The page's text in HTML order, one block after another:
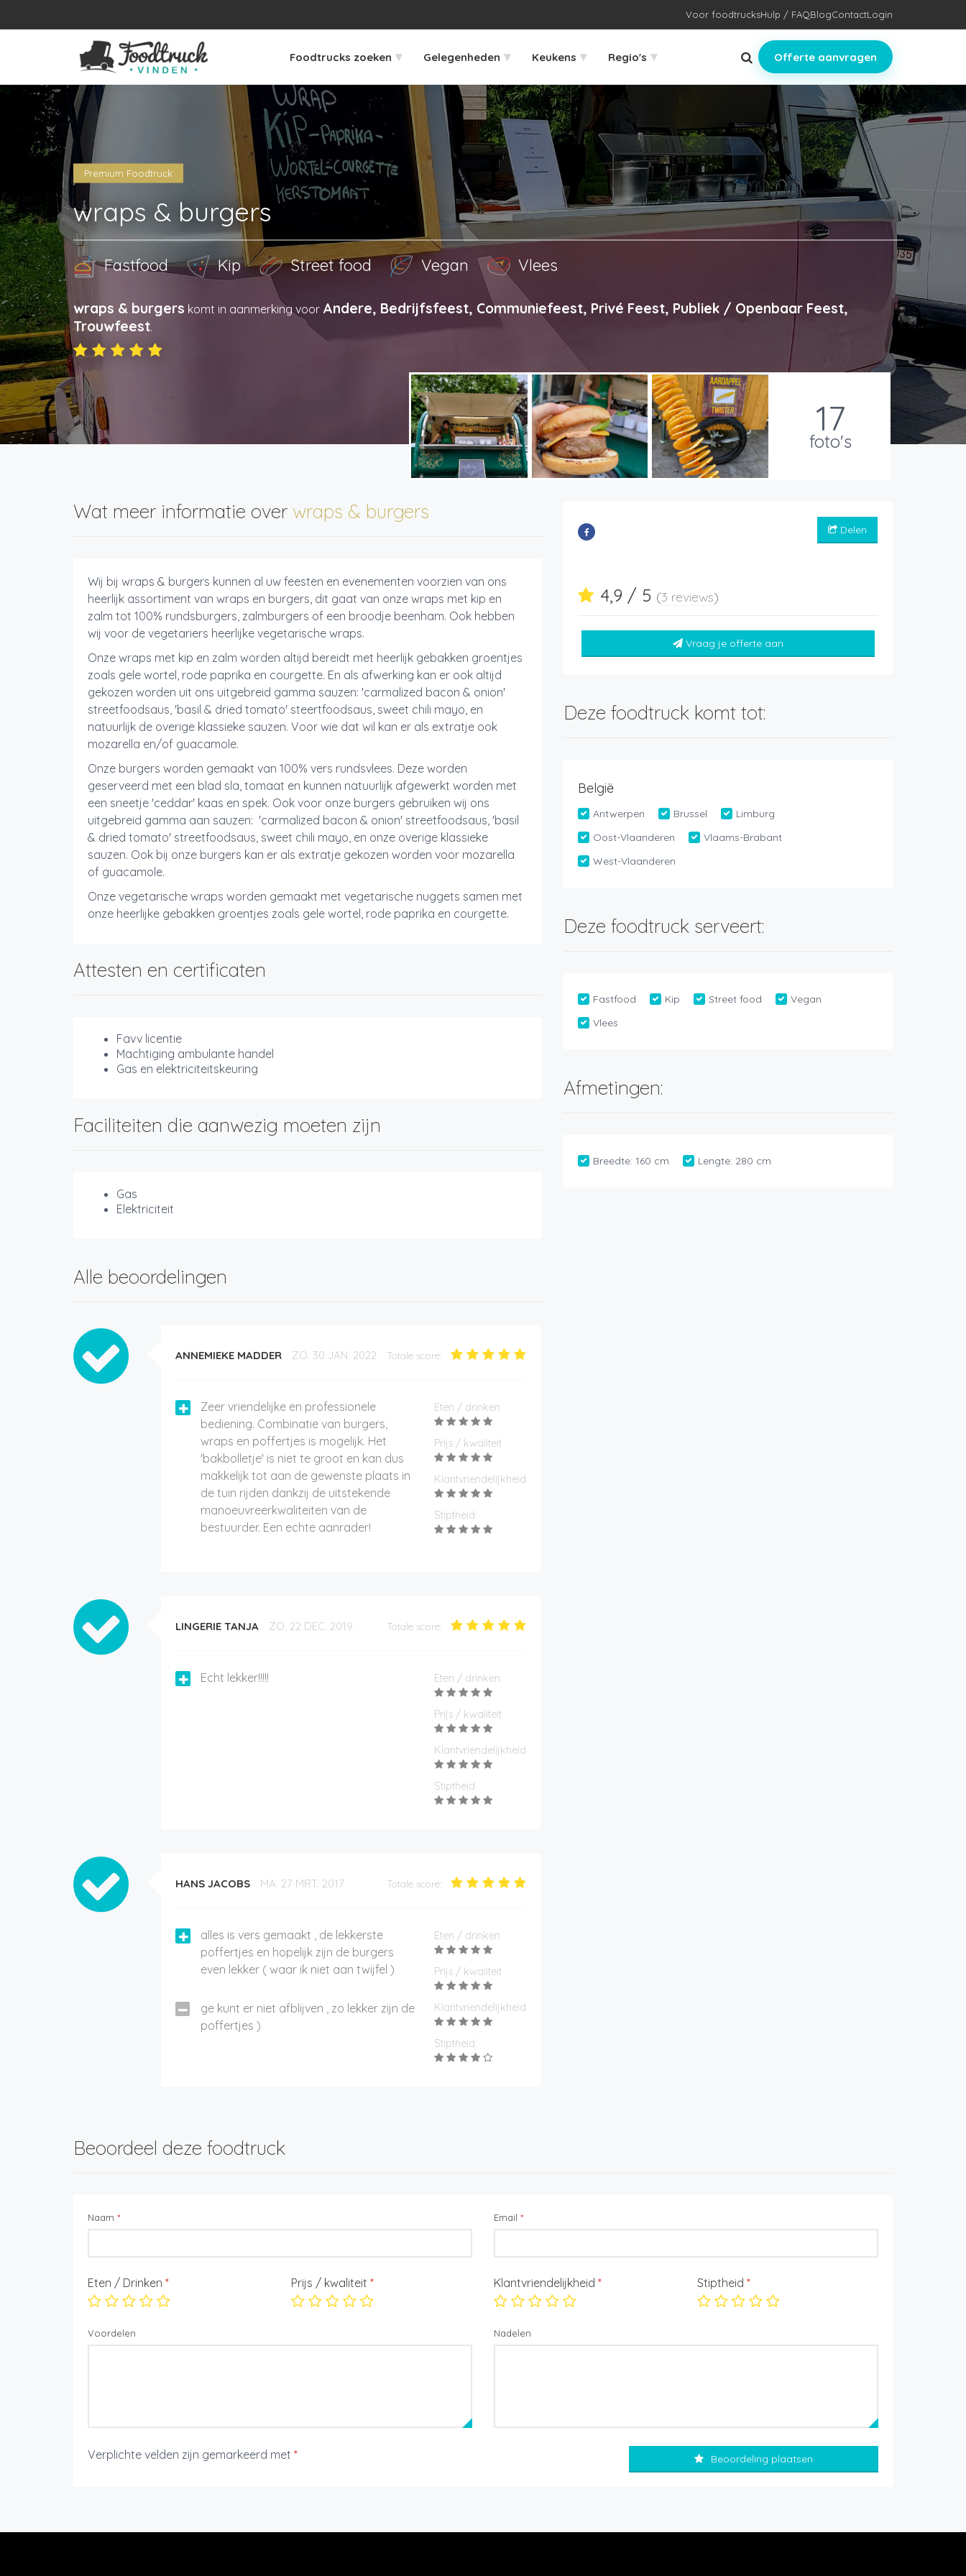
Voor foodtrucksHulp / FAQBlogContactLogin
Foodtrucks zoeken ▾ Gelegenheden ▾ Keukens ▾ Regio's ▾ Offerte aanvragen
Premium Foodtruck
wraps & burgers
Fastfood Kip Street food Vegan Vlees
wraps & burgers komt in aanmerking voor Andere, Bedrijfsfeest, Communiefeest, Privé Feest, Publiek / Openbaar Feest,
Trouwfeest.
17
foto's
Wat meer informatie over wraps & burgers
Wij bij wraps & burgers kunnen al uw feesten en evenementen voorzien van ons
heerlijk assortiment van wraps en burgers, dit gaat van onze wraps met kip en
zalm tot 100% rundsburgers, zalmburgers of een broodje beenham. Ook hebben
wij voor de vegetariers heerlijke vegetarische wraps.
Onze wraps met kip en zalm worden altijd bereidt met heerlijk gebakken groentjes
zoals gele wortel, rode paprika en courgette. En als afwerking kan er ook altijd
gekozen worden uit ons uitgebreid gamma sauzen: 'carmalized bacon & onion'
streetfoodsaus, 'basil & dried tomato' steertfoodsaus, sweet chili mayo, en
natuurlijk de overige klassieke sauzen. Voor wie dat wil kan er als extratje ook
mozarella en/of guacamole.
Onze burgers worden gemaakt van 100% vers rundsvlees. Deze worden
geserveerd met een blad sla, tomaat en kunnen natuurlijk afgewerkt worden met
een sneetje 'ceddar' kaas en spek. Ook voor onze burgers gebruiken wij ons
uitgebreid gamma aan sauzen: 'carmalized bacon & onion' streetfoodsaus, 'basil
& dried tomato' streetfoodsaus, sweet chili mayo, en onze overige klassieke
sauzen. Ook bij onze burgers kan er als extratje gekozen worden voor mozarella
of guacamole.
Onze vegetarische wraps worden gemaakt met vegetarische nuggets samen met
onze heerlijke gebakken groentjes zoals gele wortel, rode paprika en courgette.
Attesten en certificaten
Favv licentie
Machtiging ambulante handel
Gas en elektriciteitskeuring
Faciliteiten die aanwezig moeten zijn
Gas
Elektriciteit
Alle beoordelingen
ANNEMIEKE MADDER ZO. 30 JAN. 2022 Totale score:
Zeer vriendelijke en professionele
bediening. Combinatie van burgers,
wraps en poffertjes is mogelijk. Het
'bakbolletje' is niet te groot en kan dus
makkelijk tot aan de gewenste plaats in
de tuin rijden dankzij de uitstekende
manoeuvreerkwaliteiten van de
bestuurder. Een echte aanrader!
Eten / drinken
Prijs / kwaliteit
Klantvriendelijkheid
Stiptheid
LINGERIE TANJA ZO. 22 DEC. 2019 Totale score:
Echt lekker!!!!! Eten / drinken
Prijs / kwaliteit
Klantvriendelijkheid
Stiptheid
HANS JACOBS MA. 27 MRT. 2017 Totale score:
alles is vers gemaakt , de lekkerste
poffertjes en hopelijk zijn de burgers
even lekker ( waar ik niet aan twijfel )
ge kunt er niet afblijven , zo lekker zijn de
poffertjes )
Eten / drinken
Prijs / kwaliteit
Klantvriendelijkheid
Stiptheid
Delen
4,9 / 5 (3 reviews)
Vraag je offerte aan
Deze foodtruck komt tot:
België
Antwerpen Brussel
Limburg
Oost-Vlaanderen
Vlaams-Brabant
West-Vlaanderen
Deze foodtruck serveert:
Fastfood Kip Street food
Vegan
Vlees
Afmetingen:
Breedte: 160 cm Lengte: 280 cm
Beoordeel deze foodtruck
Naam * Email *
Eten / Drinken * Prijs / kwaliteit * Klantvriendelijkheid * Stiptheid *
Voordelen Nadelen
Verplichte velden zijn gemarkeerd met * Beoordeling plaatsen